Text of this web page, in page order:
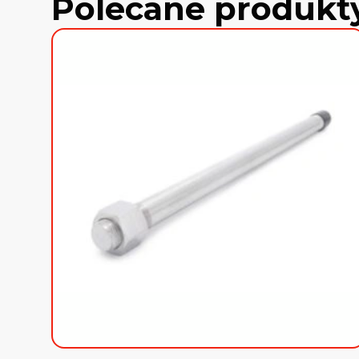
Polecane